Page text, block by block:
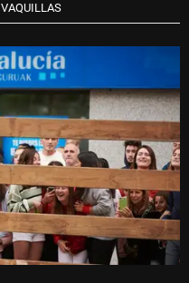
VAQUILLAS